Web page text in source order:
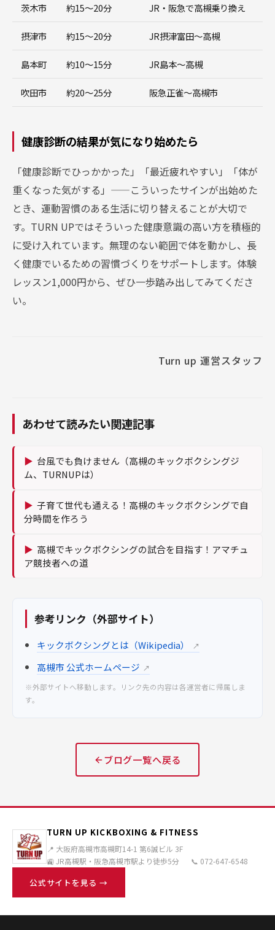
茨木市 約15〜20分 JR・阪急で高槻乗り換え
摂津市 約15〜20分 JR摂津富田〜高槻
島本町 約10〜15分 JR島本〜高槻
吹田市 約20〜25分 阪急正雀〜高槻市
健康診断の結果が気になり始めたら
「健康診断でひっかかった」「最近疲れやすい」「体が
重くなった気がする」——こういったサインが出始めた
とき、運動習慣のある生活に切り替えることが大切で
す。TURN UPではそういった健康意識の高い方を積極的
に受け入れています。無理のない範囲で体を動かし、長
く健康でいるための習慣づくりをサポートします。体験
レッスン1,000円から、ぜひ一歩踏み出してみてくださ
い。
Turn up 運営スタッフ
あわせて読みたい関連記事
▶ 台風でも負けません（高槻のキックボクシングジ
ム、TURNUPは）
▶ 子育て世代も通える！高槻のキックボクシングで自
分時間を作ろう
▶ 高槻でキックボクシングの試合を目指す！アマチュ
ア競技者への道
参考リンク（外部サイト）
キックボクシングとは（Wikipedia） ↗
高槻市 公式ホームページ ↗
※外部サイトへ移動します。リンク先の内容は各運営者に帰属しま
す。
ブログ一覧へ戻る
TURN UP KICKBOXING & FITNESS
📍 大阪府高槻市高槻町14-1 第6誠ビル 3F
🚉 JR高槻駅・阪急高槻市駅より徒歩5分
📞 072-647-6548
公式サイトを見る →